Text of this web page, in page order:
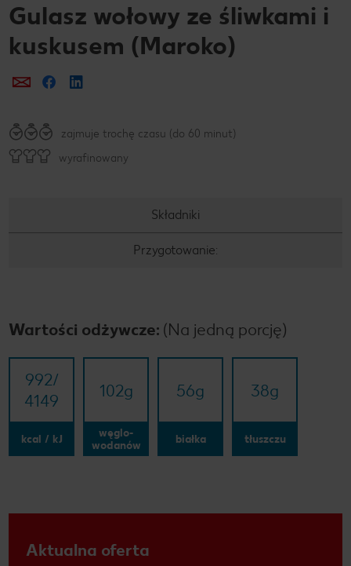
Gulasz wołowy ze śliwkami i
kuskusem (Maroko)
Prześlij e-mailem
Udostępnij na Facebooku
zajmuje trochę czasu (do 60 minut)
wyrafinowany
Składniki
Przygotowanie:
Wartości odżywcze: (Na jedną porcję)
992/​
4149
kcal / kJ
102g
węglo-
wodanów
56g
białka
38g
tłuszczu
Aktualna oferta